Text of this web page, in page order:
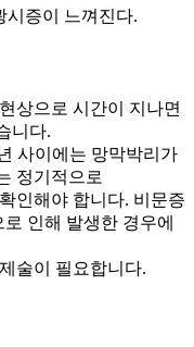
시증이 느껴진다.
상으로 시간이 지나면
니다.
사이에는 망막박리가
정기적으로
인해야 합니다. 비문증
인해 발생한 경우에
술이 필요합니다.